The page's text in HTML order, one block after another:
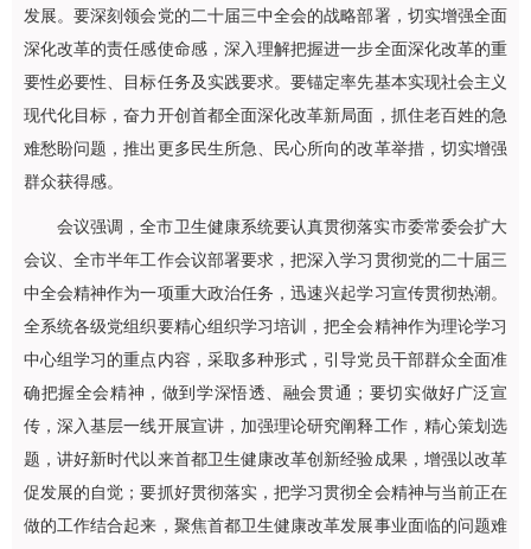
发展。要深刻领会党的二十届三中全会的战略部署，切实增强全面
深化改革的责任感使命感，深入理解把握进一步全面深化改革的重
要性必要性、目标任务及实践要求。要锚定率先基本实现社会主义
现代化目标，奋力开创首都全面深化改革新局面，抓住老百姓的急
难愁盼问题，推出更多民生所急、民心所向的改革举措，切实增强
群众获得感。
会议强调，全市卫生健康系统要认真贯彻落实市委常委会扩大
会议、全市半年工作会议部署要求，把深入学习贯彻党的二十届三
中全会精神作为一项重大政治任务，迅速兴起学习宣传贯彻热潮。
全系统各级党组织要精心组织学习培训，把全会精神作为理论学习
中心组学习的重点内容，采取多种形式，引导党员干部群众全面准
确把握全会精神，做到学深悟透、融会贯通；要切实做好广泛宣
传，深入基层一线开展宣讲，加强理论研究阐释工作，精心策划选
题，讲好新时代以来首都卫生健康改革创新经验成果，增强以改革
促发展的自觉；要抓好贯彻落实，把学习贯彻全会精神与当前正在
做的工作结合起来，聚焦首都卫生健康改革发展事业面临的问题难